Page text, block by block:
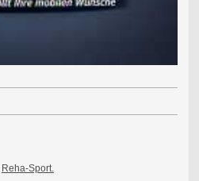
Reha-Sport.